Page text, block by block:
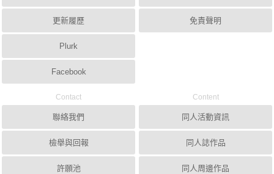
更新履歷
Plurk
Facebook
免責聲明
Contact
聯絡我們
檢舉與回報
許願池
Content
同人活動資訊
同人誌作品
同人周邊作品